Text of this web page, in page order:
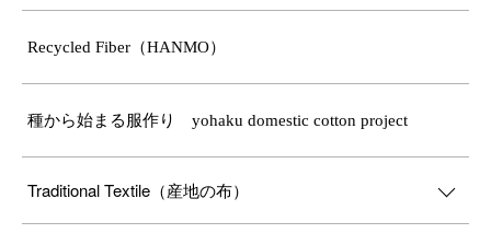
Recycled Fiber（HANMO）
種から始まる服作り yohaku domestic cotton project
Traditional Textile（産地の布）